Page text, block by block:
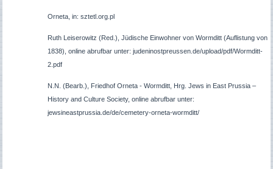
Orneta, in: sztetl.org.pl
Ruth Leiserowitz (Red.), Jüdische Einwohner von Wormditt (Auflistung von
1838), online abrufbar unter: judeninostpreussen.de/upload/pdf/Wormditt-
2.pdf
N.N. (Bearb.), Friedhof Orneta - Wormditt, Hrg. Jews in East Prussia –
History and Culture Society, online abrufbar unter:
jewsineastprussia.de/de/cemetery-orneta-wormditt/